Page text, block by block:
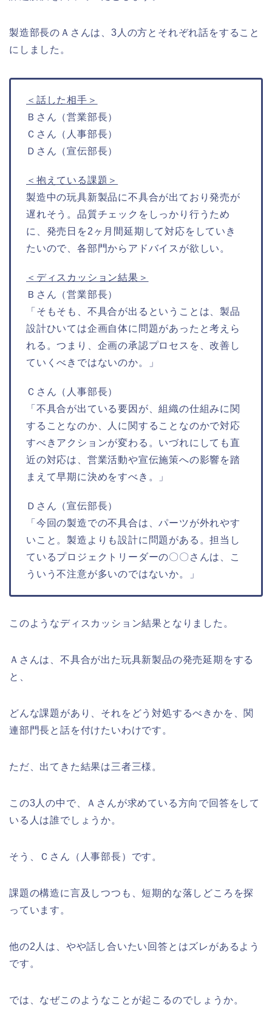
製造部長のＡさんは、3人の方とそれぞれ話をすること
にしました。
＜話した相手＞
Ｂさん（営業部長）
Ｃさん（人事部長）
Ｄさん（宣伝部長）
＜抱えている課題＞
製造中の玩具新製品に不具合が出ており発売が
遅れそう。品質チェックをしっかり行うため
に、発売日を2ヶ月間延期して対応をしていき
たいので、各部門からアドバイスが欲しい。
＜ディスカッション結果＞
Ｂさん（営業部長）
「そもそも、不具合が出るということは、製品
設計ひいては企画自体に問題があったと考えら
れる。つまり、企画の承認プロセスを、改善し
ていくべきではないのか。」
Ｃさん（人事部長）
「不具合が出ている要因が、組織の仕組みに関
することなのか、人に関することなのかで対応
すべきアクションが変わる。いづれにしても直
近の対応は、営業活動や宣伝施策への影響を踏
まえて早期に決めをすべき。」
Ｄさん（宣伝部長）
「今回の製造での不具合は、パーツが外れやす
いこと。製造よりも設計に問題がある。担当し
ているプロジェクトリーダーの〇〇さんは、こ
ういう不注意が多いのではないか。」
このようなディスカッション結果となりました。
Ａさんは、不具合が出た玩具新製品の発売延期をする
と、
どんな課題があり、それをどう対処するべきかを、関
連部門長と話を付けたいわけです。
ただ、出てきた結果は三者三様。
この3人の中で、Ａさんが求めている方向で回答をして
いる人は誰でしょうか。
そう、Ｃさん（人事部長）です。
課題の構造に言及しつつも、短期的な落しどころを探
っています。
他の2人は、やや話し合いたい回答とはズレがあるよう
です。
では、なぜこのようなことが起こるのでしょうか。